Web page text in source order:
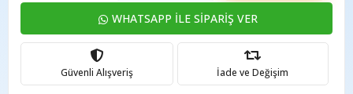
WHATSAPP İLE SİPARİŞ VER
Güvenli Alışveriş İade ve Değişim